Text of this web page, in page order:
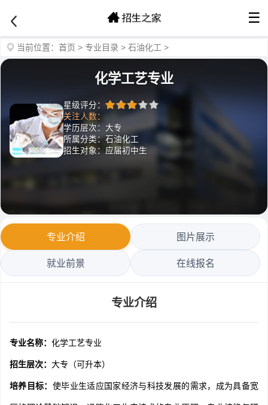
☰
当前位置： 首页 > 专业目录 > 石油化工 >
化学工艺专业
星级评分：
关注人数：
学历层次：大专
所属分类：石油化工
招生对象：应届初中生
专业介绍 图片展示
就业前景 在线报名
专业介绍
专业名称： 化学工艺专业
招生层次： 大专（可升本）
培养目标： 使毕业生适应国家经济与科技发展的需求，成为具备宽